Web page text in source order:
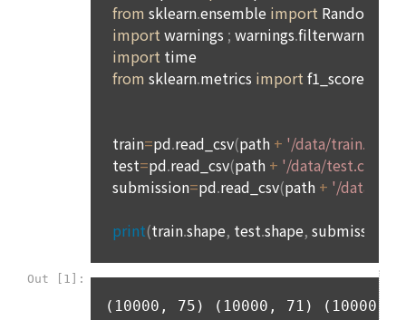
5. “기업회원”이라 함은 “회사”에 대회의 주최를 의뢰하거나, 채
용 의뢰 서비스 등을 이용하기 위해 “회사”와 일정 계약을 한 개
인 또는 법인을 말한다.
6. “해커톤”이라 함은 “회사”가 “사이트”에 출제한 문제에 “개인
7. “대회"라 함은 “기업회원”이 인력을 채용하거나 또는 솔루션
을 크라우드소싱하기 위하여 “회사"에 의뢰하는 경연대회 또는
해커톤, AI해커톤, AI경진대회 등을 말한다.
라인/오프라인 교육서비스를 말한다.
9. "아이디"라 함은 회원의 식별과 회원의 서비스 이용을 위하여
"회원"이 가입 시 사용한 이메일 주소를 말한다.
10. "비밀번호"라 함은 "회사"의 서비스를 이용하려는 사람이 아
그 무엇보다도, 개인정보와 관련하여 데이콘과 이용자 간의 권
리 및 의무 관계를 규정하여 이용자의 ‘개인정보자기결정권’을
보장하는 수단이 됩니다.
데이콘 주식회사(이하 “회사”)는 다음 목적을 위하여 개인정보
를 수집하고 있으며, 다음 목적 이외의 용도로는 수집한 개인정
보를 이용하지 않습니다.
회원제 서비스 이용에 따른 본인확인, 본인의 의사확인, 고객문
의에 대한 응답, 새로운 정보의 소개 및 고지사항 전달
정관리 페이지의 하단 마케팅(대회 진행, 교육 등) 정보 수신 동
의(선택)’에서 철회를 요청할 수 있습니다.
또한 향후 마케팅 활용에 새롭게 동의하고자 하는 경우에는 ‘홈>
계정관리 페이지의 하단 마케팅(대회 진행, 교육 등) 정보 수신